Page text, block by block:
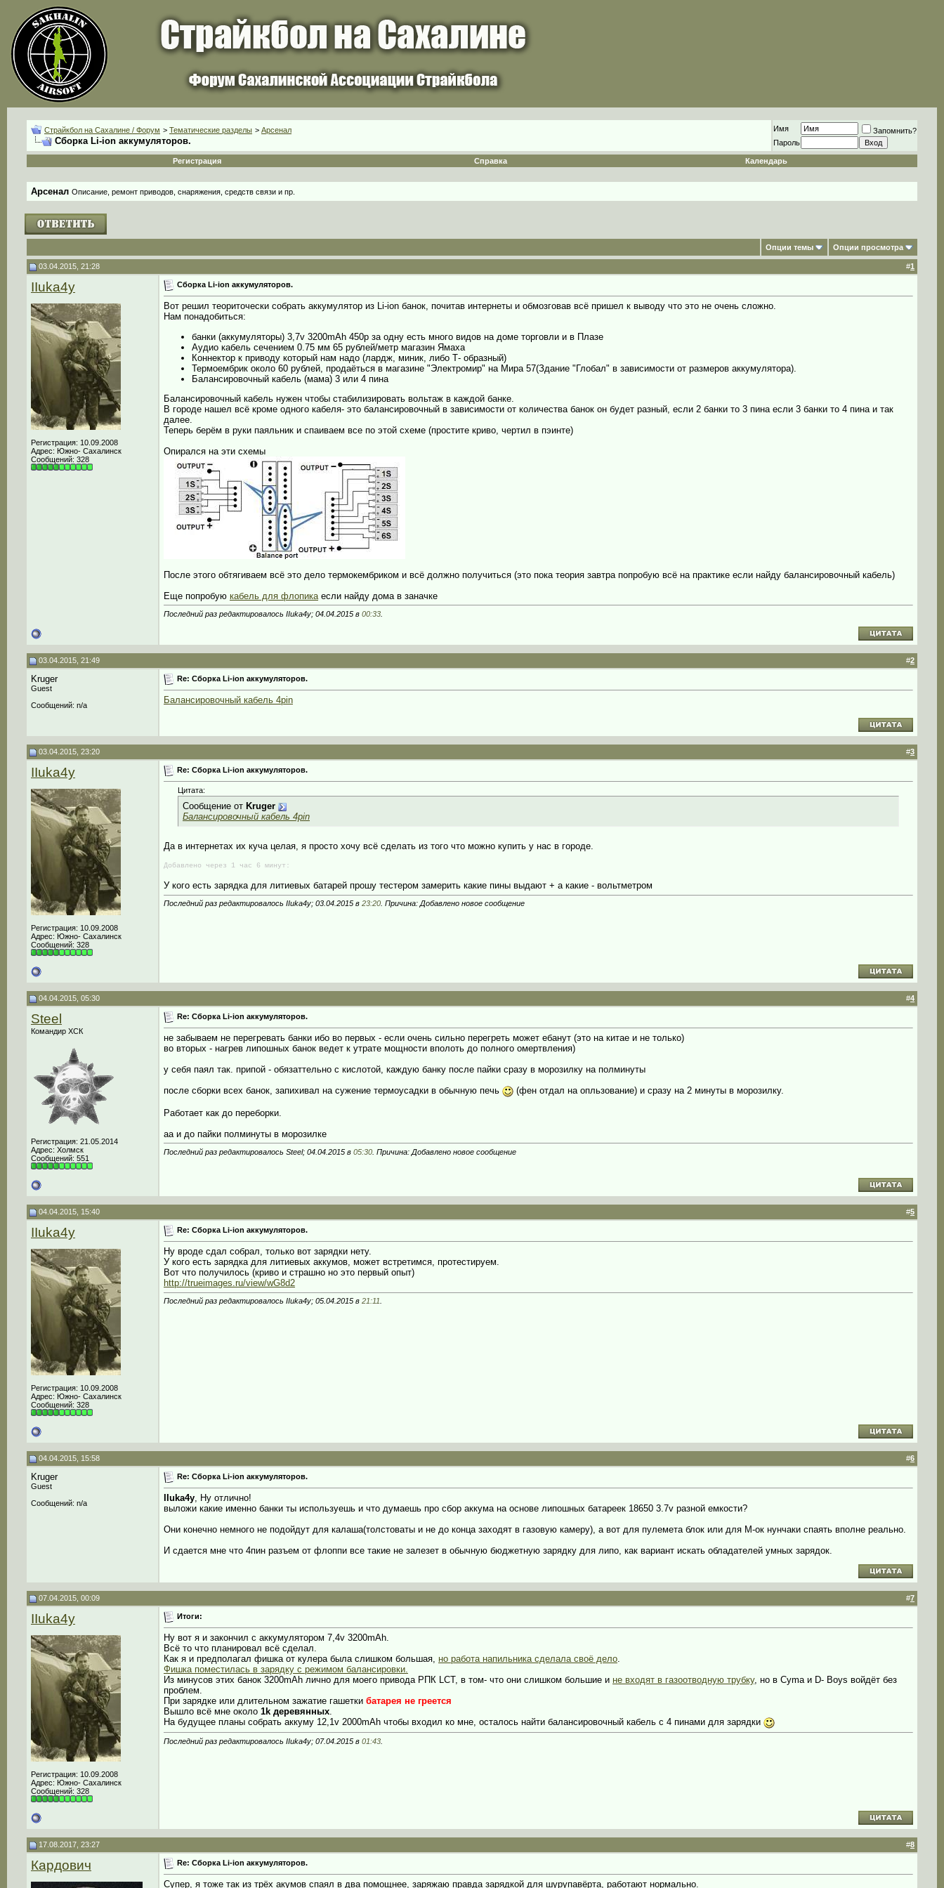
Страйкбол на Сахалине / Форум > Тематические разделы > Арсенал
Сборка Li-ion аккумуляторов.
Имя
Запомнить?
Пароль
Регистрация Справка Календарь
Арсенал Описание, ремонт приводов, снаряжения, средств связи и пр.
Опции темы Опции просмотра
03.04.2015, 21:28 #1
IIuka4y
Регистрация: 10.09.2008
Адрес: Южно- Сахалинск
Сообщений: 328
Сборка Li-ion аккумуляторов.
Вот решил теориточески собрать аккумулятор из Li-ion банок, почитав интернеты и обмозговав всё пришел к выводу что это не очень сложно.
Нам понадобиться:
банки (аккумуляторы) 3,7v 3200mAh 450р за одну есть много видов на доме торговли и в Плазе
Аудио кабель сечением 0.75 мм 65 рублей/метр магазин Ямаха
Коннектор к приводу который нам надо (лардж, миник, либо Т- образный)
Термоембрик около 60 рублей, продаёться в магазине "Электромир" на Мира 57(Здание "Глобал" в зависимости от размеров аккумулятора).
Балансировочный кабель (мама) 3 или 4 пина
Балансировочный кабель нужен чтобы стабилизировать вольтаж в каждой банке.
В городе нашел всё кроме одного кабеля- это балансировочный в зависимости от количества банок он будет разный, если 2 банки то 3 пина если 3 банки то 4 пина и так
далее.
Теперь берём в руки паяльник и спаиваем все по этой схеме (простите криво, чертил в пэинте)
Опирался на эти схемы
После этого обтягиваем всё это дело термокембриком и всё должно получиться (это пока теория завтра попробую всё на практике если найду балансировочный кабель)
Еще попробую кабель для флопика если найду дома в заначке
Последний раз редактировалось IIuka4y; 04.04.2015 в 00:33
03.04.2015, 21:49 #2
Kruger
Guest
Сообщений: n/a
Re: Сборка Li-ion аккумуляторов.
Балансировочный кабель 4pin
03.04.2015, 23:20 #3
IIuka4y
Регистрация: 10.09.2008
Адрес: Южно- Сахалинск
Сообщений: 328
Re: Сборка Li-ion аккумуляторов.
Цитата:
Сообщение от Kruger
Балансировочный кабель 4pin
Да в интернетах их куча целая, я просто хочу всё сделать из того что можно купить у нас в городе.
Добавлено через 1 час 6 минут:
У кого есть зарядка для литиевых батарей прошу тестером замерить какие пины выдают + а какие - вольтметром
Последний раз редактировалось IIuka4y; 03.04.2015 в 23:20 . Причина: Добавлено новое сообщение
04.04.2015, 05:30 #4
Steel
Командир ХСК
Регистрация: 21.05.2014
Адрес: Холмск
Сообщений: 551
Re: Сборка Li-ion аккумуляторов.
не забываем не перегревать банки ибо во первых - если очень сильно перегреть может ебанут (это на китае и не только)
во вторых - нагрев липошных банок ведет к утрате мощности вполоть до полного омертвления)
у себя паял так. припой - обязаттельно с кислотой, каждую банку после пайки сразу в морозилку на полминуты
после сборки всех банок, запихивал на сужение термоусадки в обычную печь
(фен отдал на опльзование) и сразу на 2 минуты в морозилку.
Работает как до переборки.
аа и до пайки полминуты в морозилке
Последний раз редактировалось Steel; 04.04.2015 в 05:30 . Причина: Добавлено новое сообщение
04.04.2015, 15:40 #5
IIuka4y
Регистрация: 10.09.2008
Адрес: Южно- Сахалинск
Сообщений: 328
Re: Сборка Li-ion аккумуляторов.
Ну вроде сдал собрал, только вот зарядки нету.
У кого есть зарядка для литиевых аккумов, может встретимся, протестируем.
Вот что получилось (криво и страшно но это первый опыт)
http://trueimages.ru/view/wG8d2
Последний раз редактировалось IIuka4y; 05.04.2015 в 21:11
04.04.2015, 15:58 #6
Kruger
Guest
Сообщений: n/a
Re: Сборка Li-ion аккумуляторов.
IIuka4y, Ну отлично!
выложи какие именно банки ты используешь и что думаешь про сбор аккума на основе липошных батареек 18650 3.7v разной емкости?
Они конечно немного не подойдут для калаша(толстоваты и не до конца заходят в газовую камеру), а вот для пулемета блок или для М-ок нунчаки спаять вполне реально.
И сдается мне что 4пин разъем от флоппи все такие не залезет в обычную бюджетную зарядку для липо, как вариант искать обладателей умных зарядок.
07.04.2015, 00:09 #7
IIuka4y
Регистрация: 10.09.2008
Адрес: Южно- Сахалинск
Сообщений: 328
Итоги:
Ну вот я и закончил с аккумулятором 7,4v 3200mAh.
Всё то что планировал всё сделал.
Как я и предполагал фишка от кулера была слишком большая, но работа напильника сделала своё дело.
Фишка поместилась в зарядку с режимом балансировки.
Из минусов этих банок 3200mAh лично для моего привода РПК LCT, в том- что они слишком большие и не входят в газоотводную трубку, но в Cyma и D- Boys войдёт без
проблем.
При зарядке или длительном зажатие гашетки батарея не греется
Вышло всё мне около 1k деревянных.
На будущее планы собрать аккуму 12,1v 2000mAh чтобы входил ко мне, осталось найти балансировочный кабель с 4 пинами для зарядки
Последний раз редактировалось IIuka4y; 07.04.2015 в 01:43
17.08.2017, 23:27 #8
Кардович Re: Сборка Li-ion аккумуляторов.
Супер, я тоже так из трёх акумов спаял в два помощнее, заряжаю правда зарядкой для шурупавёрта, работают нормально.